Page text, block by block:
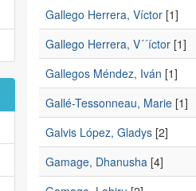
Gallego Herrera, Víctor[1]
Gallego Herrera, V´´íctor[1]
Gallegos Méndez, Iván [1]
Gallé-Tessonneau, Marie[1]
Galvis López, Gladys[2]
Gamage, Dhanusha[4]